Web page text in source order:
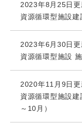
2023年8月25日更
資源循環型施設建
2023年6月30日更
資源循環型施設
2020年11月9日更
資源循環型施設
～10月）